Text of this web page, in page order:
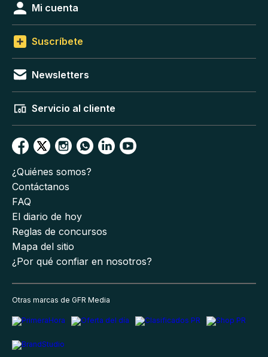
Mi cuenta
Suscríbete
Newsletters
Servicio al cliente
¿Quiénes somos?
Contáctanos
FAQ
El diario de hoy
Reglas de concursos
Mapa del sitio
¿Por qué confiar en nosotros?
Otras marcas de GFR Media